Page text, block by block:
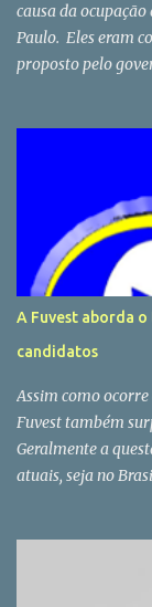
causa da
Paulo. Eles eram
proposto pelo
A Fuvest aborda
candidatos
Assim como
Fuvest também
Geralmente a
atuais, seja no